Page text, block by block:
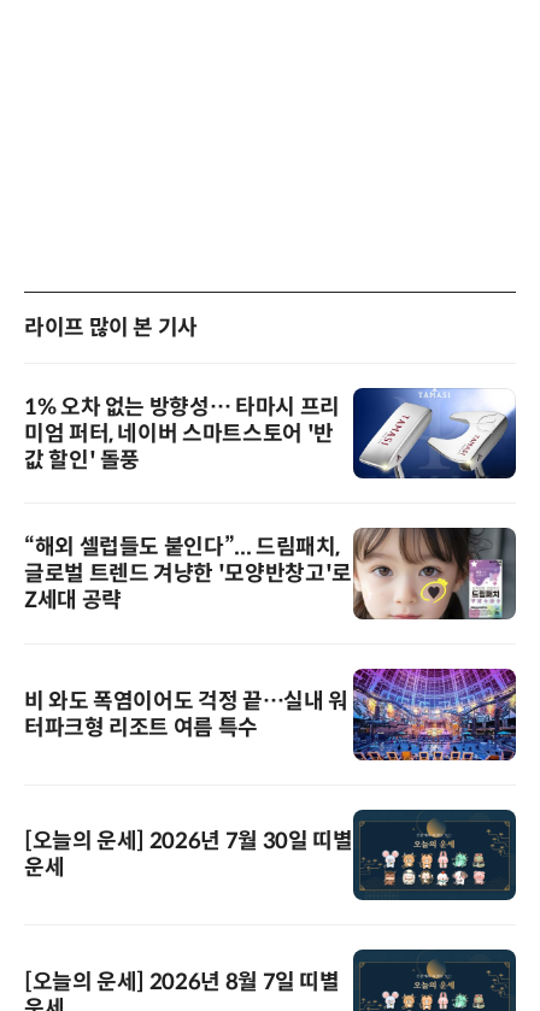
라이프 많이 본 기사
1% 오차 없는 방향성… 타마시 프리
미엄 퍼터, 네이버 스마트스토어 '반
값 할인' 돌풍
“해외 셀럽들도 붙인다”... 드림패치,
글로벌 트렌드 겨냥한 '모양반창고'로
Z세대 공략
비 와도 폭염이어도 걱정 끝…실내 워
터파크형 리조트 여름 특수
[오늘의 운세] 2026년 7월 30일 띠별
운세
[오늘의 운세] 2026년 8월 7일 띠별